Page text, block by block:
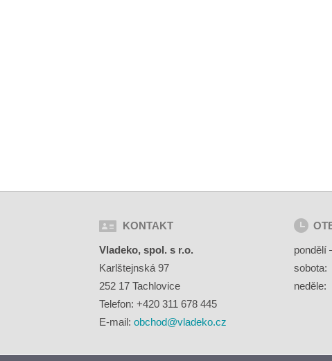
KONTAKT
Vladeko, spol. s r.o.
Karlštejnská 97
252 17 Tachlovice
Telefon: +420 311 678 445
E-mail:obchod@vladeko.cz
pondělí
sobota:
neděle: